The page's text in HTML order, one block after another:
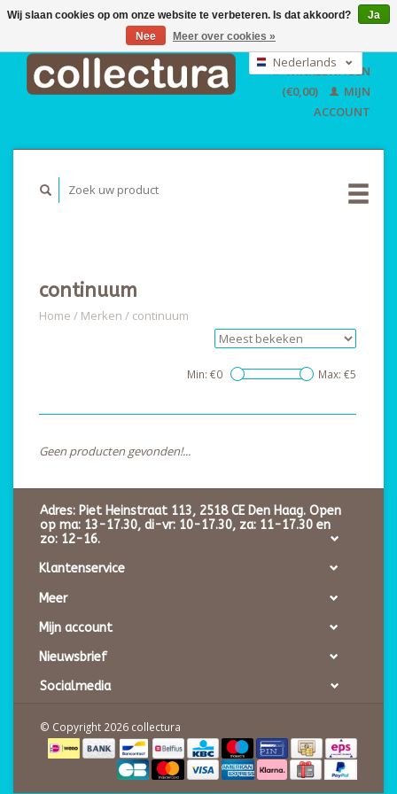
EUR
GBP
USD
Nederlands
English
WINKELWAGEN
(€0,00)
MIJN
ACCOUNT
continuum
Home / Merken / continuum
Min: €0 Max: €5
Geen producten gevonden!...
Adres: Piet Heinstraat 113, 2518 CE Den Haag. Open
op ma: 13-17.30, di-vr: 10-17.30, za: 11-17.30 en
zo: 12-16.
Klantenservice
Meer
Mijn account
Nieuwsbrief
Socialmedia
© Copyright 2026 collectura
Wij slaan cookies op om onze website te verbeteren. Is dat akkoord?
Ja
Nee
Meer over cookies »